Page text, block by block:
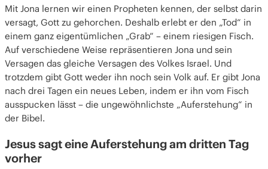
Mit Jona lernen wir einen Propheten kennen, der selbst darin
versagt, Gott zu gehorchen. Deshalb erlebt er den „Tod“ in
einem ganz eigentümlichen „Grab“ – einem riesigen Fisch.
Auf verschiedene Weise repräsentieren Jona und sein
Versagen das gleiche Versagen des Volkes Israel. Und
trotzdem gibt Gott weder ihn noch sein Volk auf. Er gibt Jona
nach drei Tagen ein neues Leben, indem er ihn vom Fisch
ausspucken lässt – die ungewöhnlichste „Auferstehung“ in
der Bibel.
Jesus sagt eine Auferstehung am dritten Tag
vorher